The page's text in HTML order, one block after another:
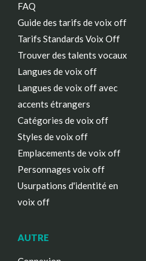
FAQ
Guide des tarifs de voix off
Tarifs Standards Voix Off
Trouver des talents vocaux
Langues de voix off
Langues de voix off avec
accents étrangers
Catégories de voix off
Styles de voix off
Emplacements de voix off
Personnages voix off
Usurpations d'identité en
voix off
AUTRE